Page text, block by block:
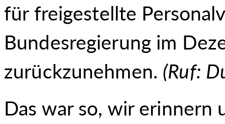
für freigestellte
Bundesregierung im
zurückzunehmen. (Ruf:
Das war so, wir erinnern